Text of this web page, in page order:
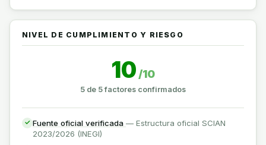
NIVEL DE CUMPLIMIENTO Y RIESGO
10 /10
5 de 5 factores confirmados
✓ Fuente oficial verificada — Estructura oficial SCIAN
2023/2026 (INEGI)